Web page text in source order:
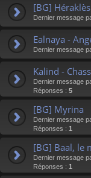
[BG]
Dernier message
Ealnaya -
Dernier message
Kalind -
Dernier message
Réponses : 5
[BG] Myrina
Dernier message
Réponses : 1
[BG] Baal, le
Dernier message
Réponses : 1